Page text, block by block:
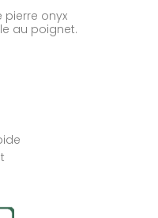
pierre onyx
au poignet.